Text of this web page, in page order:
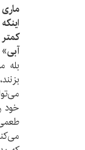
آبی»
بله
خود